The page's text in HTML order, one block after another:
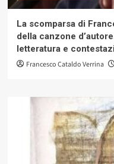
La scomparsa di
della canzone
letteratura e
Francesco Cataldo Verrina